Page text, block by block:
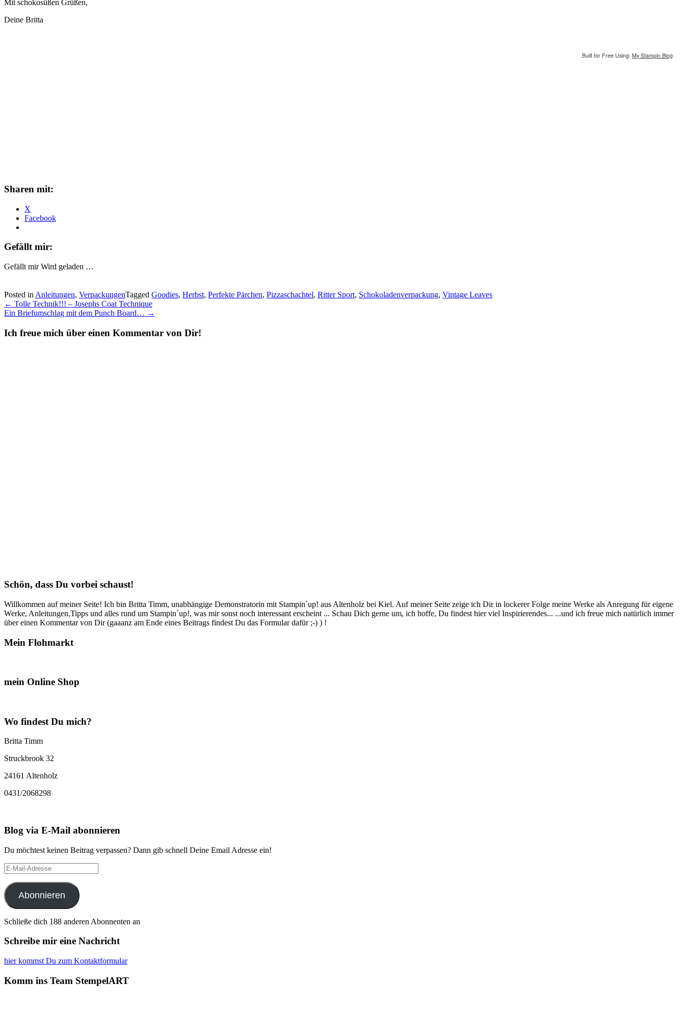
Mit schokosüßen Grüßen,
Deine Britta
Built for Free Using: My Stampin Blog
Sharen mit:
X
Facebook
Gefällt mir:
Gefällt mir Wird geladen …
Posted in Anleitungen, VerpackungenTagged Goodies, Herbst, Perfekte Pärchen, Pizzaschachtel, Ritter Sport, Schokoladenverpackung, Vintage Leaves
Post
navigation
← Tolle Technik!!! – Josephs Coat Technique
Ein Briefumschlag mit dem Punch Board… →
Ich freue mich über einen Kommentar von Dir!
Schön, dass Du vorbei schaust!
Willkommen auf meiner Seite! Ich bin Britta Timm, unabhängige Demonstratorin mit Stampin´up! aus Altenholz bei Kiel. Auf meiner Seite zeige ich Dir in lockerer Folge meine Werke als Anregung für eigene
Werke, Anleitungen,Tipps und alles rund um Stampin´up!, was mir sonst noch interessant erscheint ... Schau Dich gerne um, ich hoffe, Du findest hier viel Inspirierendes... ...und ich freue mich natürlich immer
über einen Kommentar von Dir (gaaanz am Ende eines Beitrags findest Du das Formular dafür ;-) ) !
Mein Flohmarkt
mein Online Shop
Wo findest Du mich?
Britta Timm
Struckbrook 32
24161 Altenholz
0431/2068298
Blog via E-Mail abonnieren
Du möchtest keinen Beitrag verpassen? Dann gib schnell Deine Email Adresse ein!
E-
Mail-
Adresse
Abonnieren
Schließe dich 188 anderen Abonnenten an
Schreibe mir eine Nachricht
hier kommst Du zum Kontaktformular
Komm ins Team StempelART